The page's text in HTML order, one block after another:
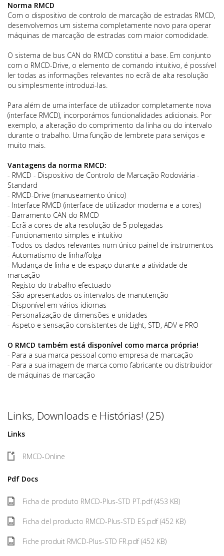
Norma RMCD
Com o dispositivo de controlo de marcação de estradas RMCD,
desenvolvemos um sistema completamente novo para operar
máquinas de marcação de estradas com maior comodidade.
O sistema de bus CAN do RMCD constitui a base. Em conjunto
com o RMCD-Drive, o elemento de comando intuitivo, é possível
ler todas as informações relevantes no ecrã de alta resolução
ou simplesmente introduzi-las.
Para além de uma interface de utilizador completamente nova
(interface RMCD), incorporámos funcionalidades adicionais. Por
exemplo, a alteração do comprimento da linha ou do intervalo
durante o trabalho. Uma função de lembrete para serviços e
muito mais.
Vantagens da norma RMCD:
- RMCD - Dispositivo de Controlo de Marcação Rodoviária -
Standard
- RMCD-Drive (manuseamento único)
- Interface RMCD (interface de utilizador moderna e a cores)
- Barramento CAN do RMCD
- Ecrã a cores de alta resolução de 5 polegadas
- Funcionamento simples e intuitivo
- Todos os dados relevantes num único painel de instrumentos
- Automatismo de linha/folga
- Mudança de linha e de espaço durante a atividade de
marcação
- Registo do trabalho efectuado
- São apresentados os intervalos de manutenção
- Disponível em vários idiomas
- Personalização de dimensões e unidades
- Aspeto e sensação consistentes de Light, STD, ADV e PRO
O RMCD também está disponível como marca própria!
- Para a sua marca pessoal como empresa de marcação
- Para a sua imagem de marca como fabricante ou distribuidor
de máquinas de marcação
Links, Downloads e Histórias! (25)
Links
RMCD-Online
Pdf Docs
Ficha de produto RMCD-Plus-STD PT.pdf (453 KB)
Ficha del producto RMCD-Plus-STD ES.pdf (452 KB)
Fiche produit RMCD-Plus-STD FR.pdf (452 KB)